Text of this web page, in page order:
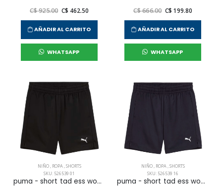
C$ 925.00 C$ 462.50
AÑADIR AL CARRITO
WHATSAPP
C$ 666.00 C$ 199.80
AÑADIR AL CARRITO
WHATSAPP
NIÑO, ROPA,SHORTS
SKU: 526539 01
puma - short tad ess woven para niño junior
NIÑO, ROPA,SHORTS
SKU: 526539 16
puma - short tad ess woven para niño junior